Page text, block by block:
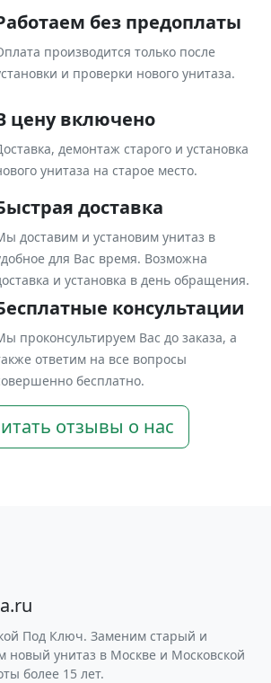
без предоплаты
производится только после
и проверки нового унитаза.
цену включено
демонтаж старого и установка
унитаза на старое место.
доставка
доставим и установим унитаз в
для Вас время. Возможна
и установка в день обращения.
консультации
проконсультируем Вас до заказа, а
ответим на все вопросы
бесплатно.
отзывы о нас
Под Ключ. Заменим старый и
новый унитаз в Москве и Московской
более 15 лет.